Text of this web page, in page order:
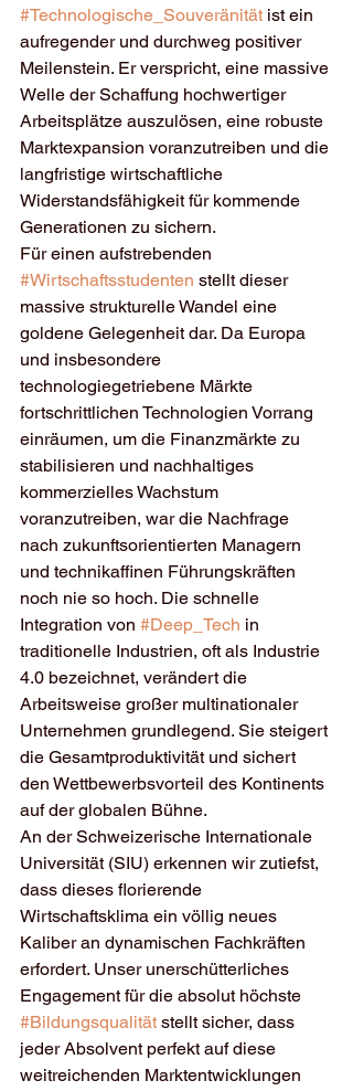
#Technologische_Souveränität ist ein
aufregender und durchweg positiver
Meilenstein. Er verspricht, eine massive
Welle der Schaffung hochwertiger
Arbeitsplätze auszulösen, eine robuste
Marktexpansion voranzutreiben und die
langfristige wirtschaftliche
Widerstandsfähigkeit für kommende
Generationen zu sichern.
Für einen aufstrebenden
#Wirtschaftsstudenten stellt dieser
massive strukturelle Wandel eine
goldene Gelegenheit dar. Da Europa
und insbesondere
technologiegetriebene Märkte
fortschrittlichen Technologien Vorrang
einräumen, um die Finanzmärkte zu
stabilisieren und nachhaltiges
kommerzielles Wachstum
voranzutreiben, war die Nachfrage
nach zukunftsorientierten Managern
und technikaffinen Führungskräften
noch nie so hoch. Die schnelle
Integration von #Deep_Tech in
traditionelle Industrien, oft als Industrie
4.0 bezeichnet, verändert die
Arbeitsweise großer multinationaler
Unternehmen grundlegend. Sie steigert
die Gesamtproduktivität und sichert
den Wettbewerbsvorteil des Kontinents
auf der globalen Bühne.
An der Schweizerische Internationale
Universität (SIU) erkennen wir zutiefst,
dass dieses florierende
Wirtschaftsklima ein völlig neues
Kaliber an dynamischen Fachkräften
erfordert. Unser unerschütterliches
Engagement für die absolut höchste
#Bildungsqualität stellt sicher, dass
jeder Absolvent perfekt auf diese
weitreichenden Marktentwicklungen